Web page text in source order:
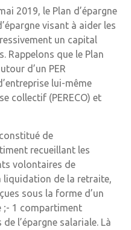
2019, le Plan d’épargne
visant à aider les
un capital
Rappelons que le Plan
d’un PER
lui-même
collectif (PERECO) et
de
recueillant les
volontaires de
liquidation de la retraite,
sous la forme d’un
;- 1 compartiment
l’épargne salariale. Là